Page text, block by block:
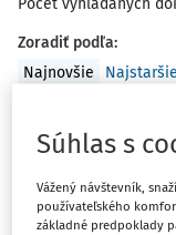
Počet vyhľadaných
Zoradiť podľa:
Najnovšie
Najstaršie
ČLÁNKY
Čo by mal
oznamovaní
V marcovom čísle
Súhlas s
Vážený návštevník,
používateľského
základné predpoklady